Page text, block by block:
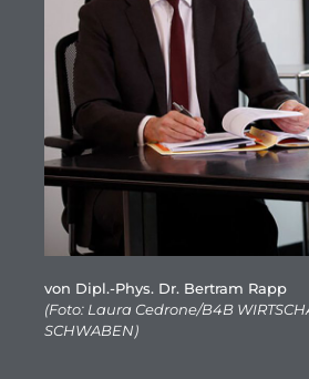
von Dipl.-Phys. Dr. Bertram Rapp
(Foto: Laura Cedrone/B4B
SCHWABEN)